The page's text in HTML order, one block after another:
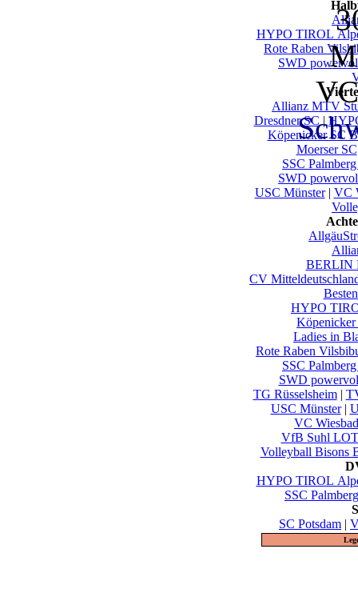
HYPO TIROL
Rote Raben
SWD
Allianz MTV
Dresdner SC |
Köpenicker SC
Moerser SC
SSC
SWD
USC Münster| VC
BERLIN
CV
HYPO
Ladies in
Rote Raben
SSC
SWD
TG Rüsselsheim|
USC Münster|
VC
VfB Suhl
Volleyball Bisons
HYPO TIROL
SSC
SC Potsdam |